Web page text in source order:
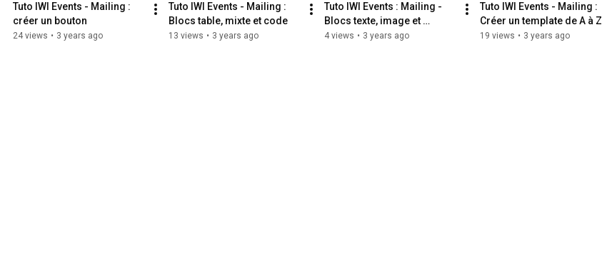
Tuto IWI Events - Mailing :
créer un bouton
24 views • 3 years ago
Tuto IWI Events - Mailing :
Blocs table, mixte et code
13 views • 3 years ago
Tuto IWI Events : Mailing -
Blocs texte, image et
séparation
4 views • 3 years ago
Tuto IWI Events - Mailing :
Créer un template de A à Z
19 views • 3 years ago